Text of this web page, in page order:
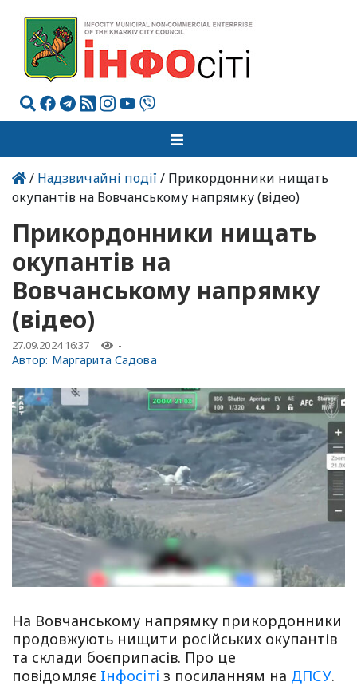
/ Надзвичайні події / Прикордонники нищать
окупантів на Вовчанському напрямку (відео)
Прикордонники нищать
окупантів на
Вовчанському напрямку
(відео)
27.09.2024 16:37 -
Автор: Маргарита Садова
На Вовчанському напрямку прикордонники
продовжують нищити російських окупантів
та склади боєприпасів. Про це
повiдомляє Iнфосiтi з посиланням на ДПСУ.